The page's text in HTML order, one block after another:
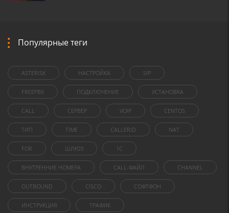
Популярные теги
ASTERISK НАСТРОЙКА SIP
FREEPBX ПОДКЛЮЧЕНИЕ УСТАНОВКА
CALL СЕРВЕР VOIP CENTOS
ТИП TIME CALLERID NAT
FOR ШЛЮЗ 1C
ВНУТРЕННИЕ НОМЕРА CALL-ФАЙЛ CHANNEL
OUTBOUND CISCO СОФТФОН
ИНСТРУКЦИЯ ТРАФИК